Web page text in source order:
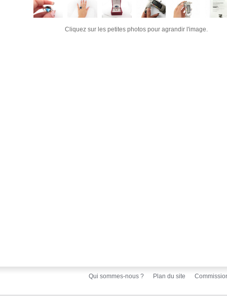
Cliquez sur les petites photos pour agrandir l'image.
Qui sommes-nous ? Plan du site